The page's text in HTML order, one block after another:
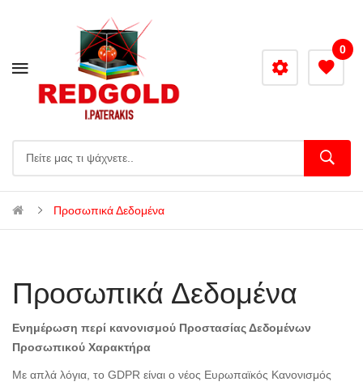
0
Προσωπικά Δεδομένα
Προσωπικά Δεδομένα
Ενημέρωση περί κανονισμού Προστασίας Δεδομένων
Προσωπικού Χαρακτήρα
Με απλά λόγια, το GDPR είναι ο νέος Ευρωπαϊκός Κανονισμός